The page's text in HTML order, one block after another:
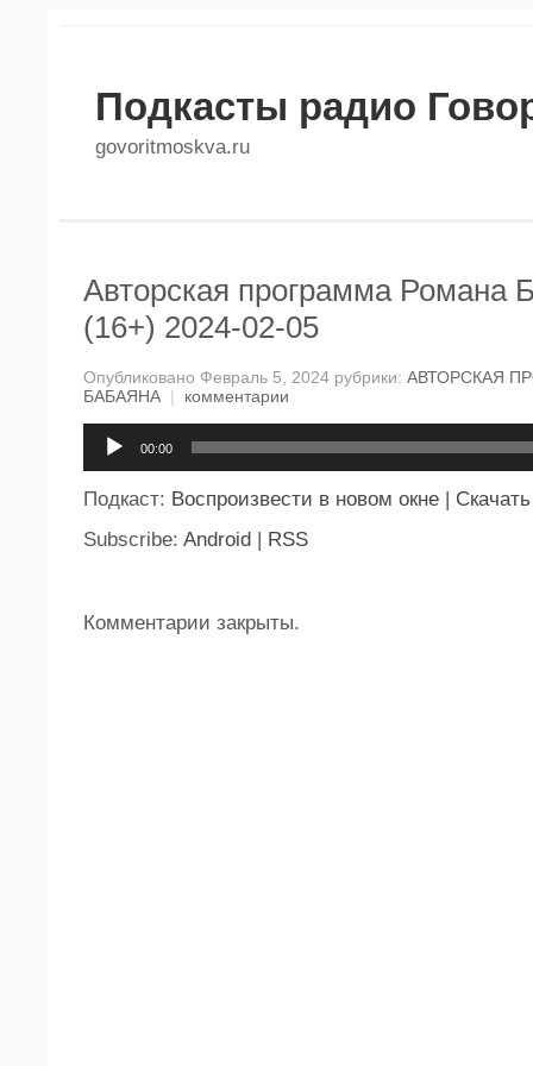
Подкасты радио
govoritmoskva.ru
Авторская программа Романа
(16+) 2024-02-05
Опубликовано Февраль 5, 2024 рубрики: АВТОРСКАЯ
БАБАЯНА | комментарии
00:00
Подкаст: Воспроизвести в новом окне | Скачать
Subscribe: Android | RSS
Комментарии закрыты.